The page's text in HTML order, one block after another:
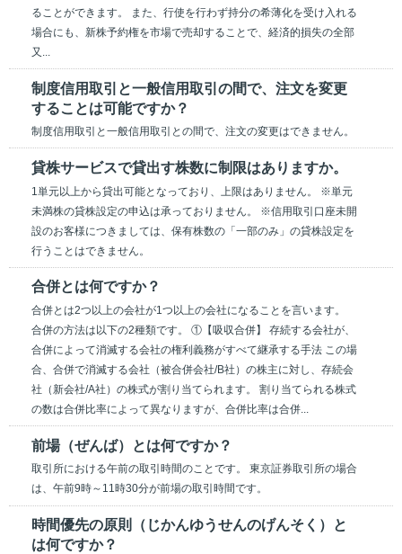
ることができます。 また、行使を行わず持分の希薄化を受け入れる
場合にも、新株予約権を市場で売却することで、経済的損失の全部
又...
制度信用取引と一般信用取引の間で、注文を変更
することは可能ですか？
制度信用取引と一般信用取引との間で、注文の変更はできません。
貸株サービスで貸出す株数に制限はありますか。
1単元以上から貸出可能となっており、上限はありません。 ※単元
未満株の貸株設定の申込は承っておりません。 ※信用取引口座未開
設のお客様につきましては、保有株数の「一部のみ」の貸株設定を
行うことはできません。
合併とは何ですか？
合併とは2つ以上の会社が1つ以上の会社になることを言います。
合併の方法は以下の2種類です。 ①【吸収合併】 存続する会社が、
合併によって消滅する会社の権利義務がすべて継承する手法 この場
合、合併で消滅する会社（被合併会社/B社）の株主に対し、存続会
社（新会社/A社）の株式が割り当てられます。 割り当てられる株式
の数は合併比率によって異なりますが、合併比率は合併...
前場（ぜんば）とは何ですか？
取引所における午前の取引時間のことです。 東京証券取引所の場合
は、午前9時～11時30分が前場の取引時間です。
時間優先の原則（じかんゆうせんのげんそく）と
は何ですか？